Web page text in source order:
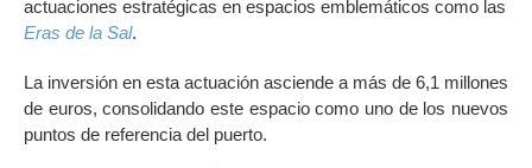
actuaciones estratégicas en espacios emblemáticos como las
Eras de la Sal.
La inversión en esta actuación asciende a más de 6,1 millones
de euros, consolidando este espacio como uno de los nuevos
puntos de referencia del puerto.